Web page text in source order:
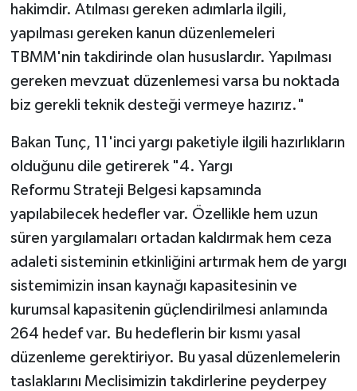
hakimdir. Atılması gereken adımlarla ilgili,
yapılması gereken kanun düzenlemeleri
TBMM'nin takdirinde olan hususlardır. Yapılması
gereken mevzuat düzenlemesi varsa bu noktada
biz gerekli teknik desteği vermeye hazırız."
Bakan Tunç, 11'inci yargı paketiyle ilgili hazırlıkların
olduğunu dile getirerek "4. Yargı
Reformu Strateji Belgesi kapsamında
yapılabilecek hedefler var. Özellikle hem uzun
süren yargılamaları ortadan kaldırmak hem ceza
adaleti sisteminin etkinliğini artırmak hem de yargı
sistemimizin insan kaynağı kapasitesinin ve
kurumsal kapasitenin güçlendirilmesi anlamında
264 hedef var. Bu hedeflerin bir kısmı yasal
düzenleme gerektiriyor. Bu yasal düzenlemelerin
taslaklarını Meclisimizin takdirlerine peyderpey